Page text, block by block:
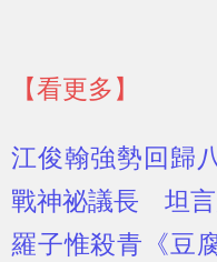
【看更多】
江俊翰強勢回歸
戰神祕議長 坦言
羅子惟殺青《豆